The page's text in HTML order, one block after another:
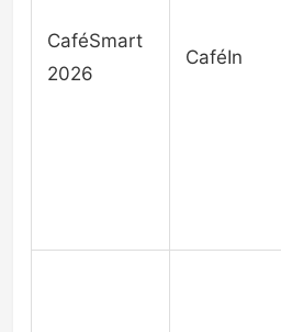
CaféSmart
2026
CaféIn